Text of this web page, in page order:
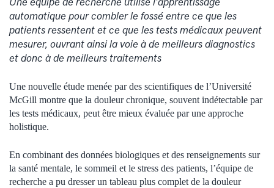
automatique pour combler le fossé entre ce que les
patients ressentent et ce que les tests médicaux peuvent
mesurer, ouvrant ainsi la voie à de meilleurs diagnostics
et donc à de meilleurs traitements
Une nouvelle étude menée par des scientifiques de l’Université
McGill montre que la douleur chronique, souvent indétectable par
les tests médicaux, peut être mieux évaluée par une approche
holistique.
En combinant des données biologiques et des renseignements sur
la santé mentale, le sommeil et le stress des patients, l’équipe de
recherche a pu dresser un tableau plus complet de la douleur